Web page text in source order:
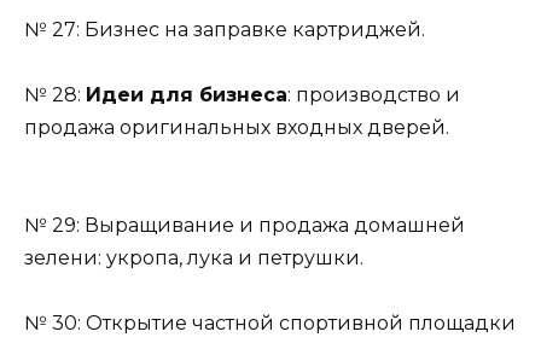
№ 27: Бизнес на заправке картриджей.
№ 28: Идеи для бизнеса: производство и
продажа оригинальных входных дверей.
№ 29: Выращивание и продажа домашней
зелени: укропа, лука и петрушки.
№ 30: Открытие частной спортивной площадки